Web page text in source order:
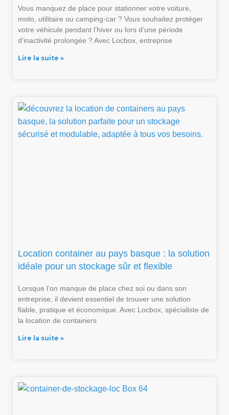
Vous manquez de place pour stationner votre voiture,
moto, utilitaire ou camping-car ? Vous souhaitez protéger
votre véhicule pendant l’hiver ou lors d’une période
d’inactivité prolongée ? Avec Locbox, entreprise
Lire la suite »
Location container au pays basque : la solution
idéale pour un stockage sûr et flexible
Lorsque l’on manque de place chez soi ou dans son
entreprise, il devient essentiel de trouver une solution
fiable, pratique et économique. Avec Locbox, spécialiste de
la location de containers
Lire la suite »